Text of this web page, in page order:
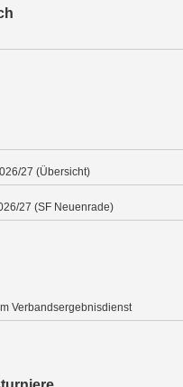
27 (Übersicht)
27 (SF Neuenrade)
Verbandsergebnisdienst